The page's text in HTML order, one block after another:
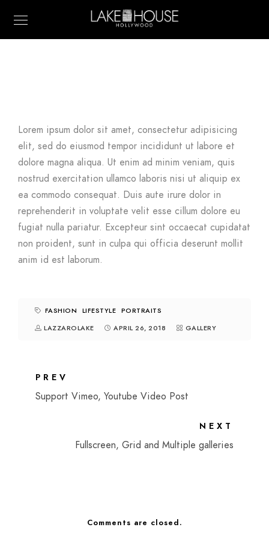
Lorem ipsum dolor sit amet, consectetur adipisicing
elit, sed do eiusmod tempor incididunt ut labore et
dolore magna aliqua. Ut enim ad minim veniam, quis
nostrud exercitation ullamco laboris nisi ut aliquip ex
ea commodo consequat. Duis aute irure dolor in
reprehenderit in voluptate velit esse cillum dolore eu
fugiat nulla pariatur. Excepteur sint occaecat cupidatat
non proident, sunt in culpa qui officia deserunt mollit
anim id est laborum.
FASHION LIFESTYLE PORTRAITS
LAZZAROLAKE
APRIL 26, 2018 GALLERY
PREV
Support Vimeo, Youtube Video Post
NEXT
Fullscreen, Grid and Multiple galleries
Comments are closed.